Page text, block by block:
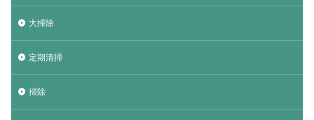
大掃除
定期清掃
掃除